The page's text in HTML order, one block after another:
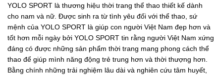
YOLO SPORT là thương hiệu thời trang thể thao thiết kế dành
cho nam và nữ. Được sinh ra từ tình yêu đối với thể thao, sứ
mệnh của YOLO SPORT là giúp con người Việt Nam đẹp hơn và
tốt hơn mỗi ngày bởi YOLO SPORT tin rằng người Việt Nam xứng
đáng có được những sản phẩm thời trang mang phong cách thể
thao để giúp mình năng động trẻ trung hơn và thời thượng hơn.
Bằng chính những trải nghiệm lâu dài và nghiên cứu tâm huyết,